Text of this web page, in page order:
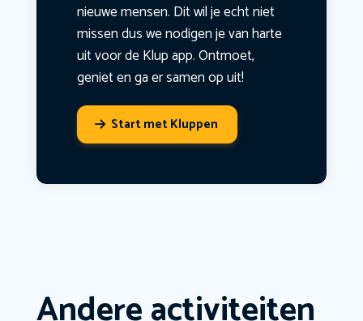
nieuwe mensen. Dit wil je echt niet
missen dus we nodigen je van harte
uit voor de Klup app. Ontmoet,
geniet en ga er samen op uit!
Start met Kluppen